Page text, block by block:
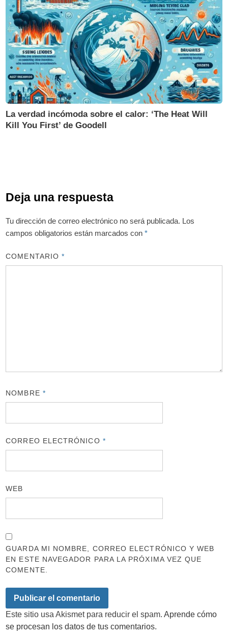
La verdad incómoda sobre el calor: ‘The Heat Will
Kill You First’ de Goodell
Deja una respuesta
Tu dirección de correo electrónico no será publicada. Los
campos obligatorios están marcados con*
COMENTARIO*
NOMBRE *
CORREO ELECTRÓNICO *
WEB
GUARDA MI NOMBRE, CORREO ELECTRÓNICO Y WEB
EN ESTE NAVEGADOR PARA LA PRÓXIMA VEZ QUE
COMENTE.
Este sitio usa Akismet para reducir el spam.Aprende cómo
se procesan los datos de tus comentarios.